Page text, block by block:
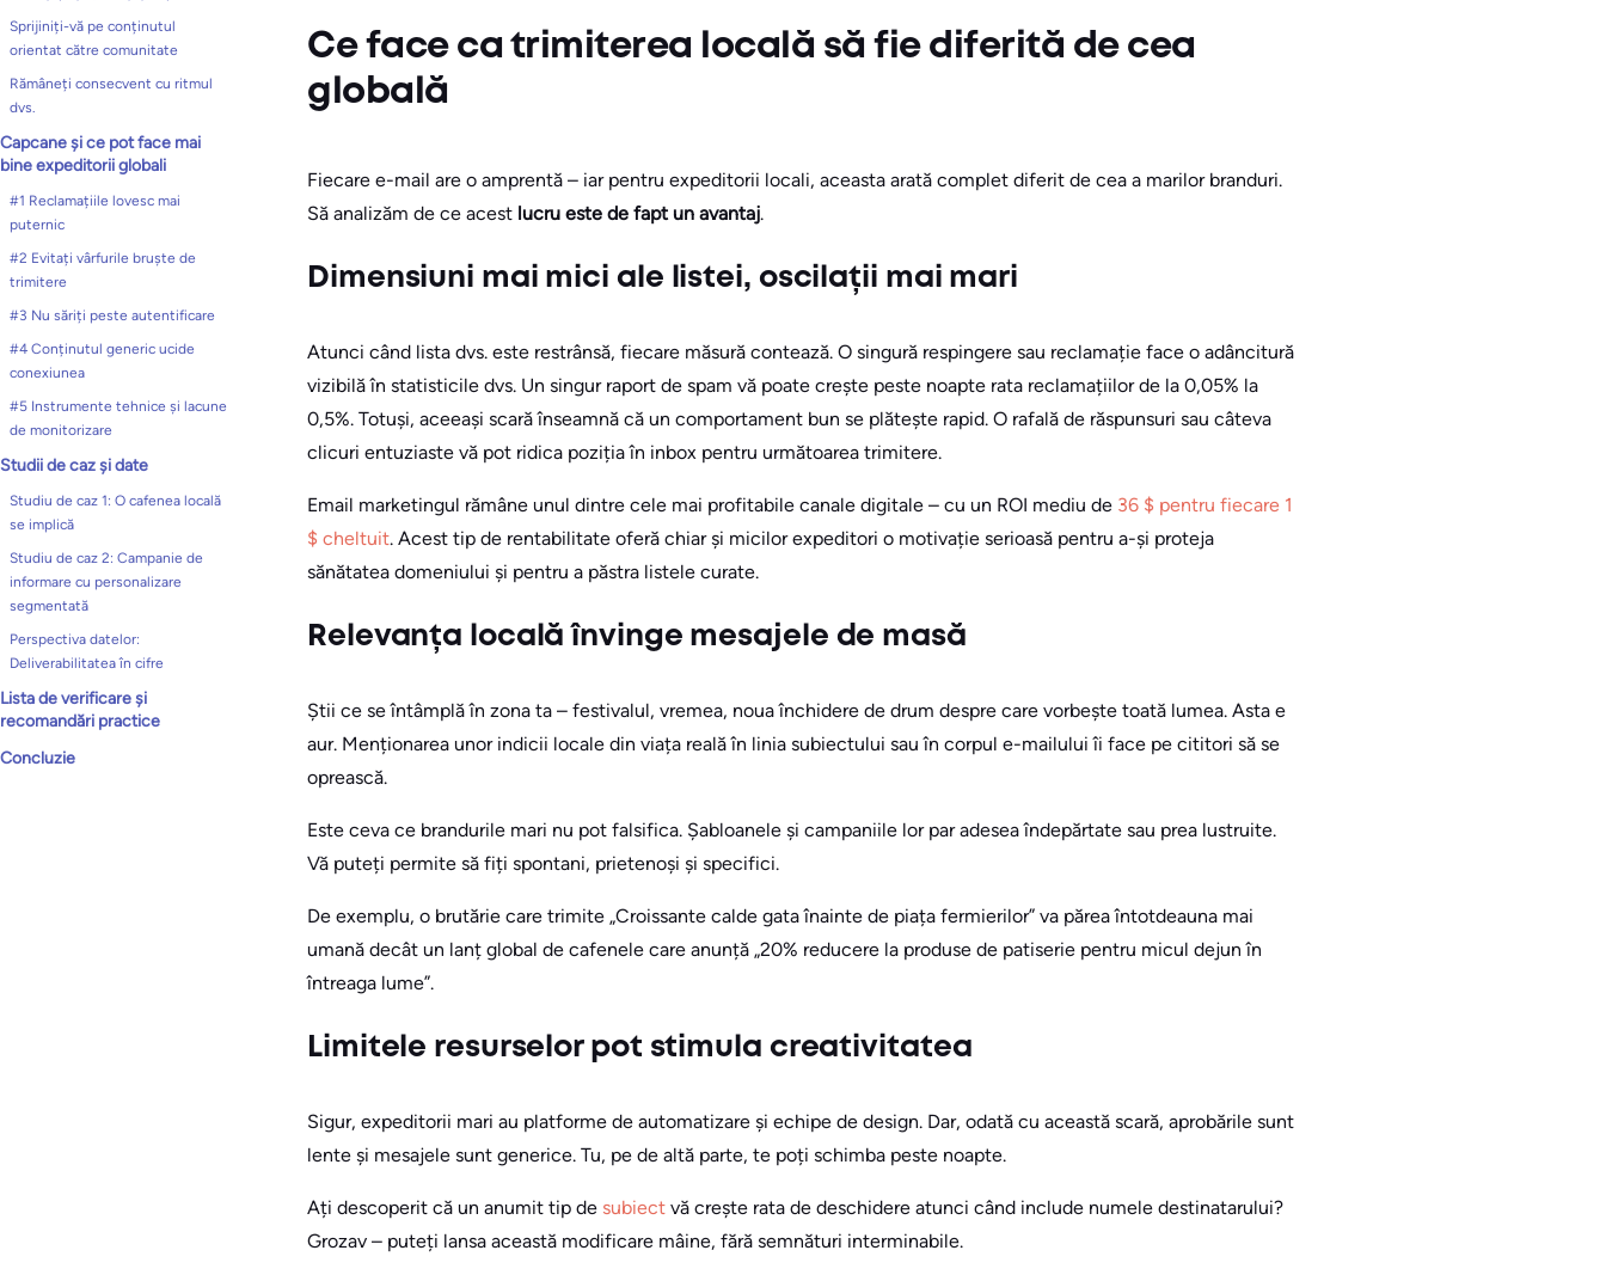
Sprijiniți-vă pe conținutul
orientat către comunitate
Rămâneți consecvent cu ritmul
dvs.
Capcane și ce pot face mai
bine expeditorii globali
#1 Reclamațiile lovesc mai
puternic
#2 Evitați vârfurile bruște de
trimitere
#3 Nu săriți peste autentificare
#4 Conținutul generic ucide
conexiunea
#5 Instrumente tehnice și lacune
de monitorizare
Studii de caz și date
Studiu de caz 1: O cafenea locală
se implică
Studiu de caz 2: Campanie de
informare cu personalizare
segmentată
Perspectiva datelor:
Deliverabilitatea în cifre
Lista de verificare și
recomandări practice
Concluzie
Ce face ca trimiterea locală să fie diferită de cea
globală
Fiecare e-mail are o amprentă – iar pentru expeditorii locali, aceasta arată complet diferit de cea a marilor branduri.
Să analizăm de ce acest lucru este de fapt un avantaj.
Dimensiuni mai mici ale listei, oscilații mai mari
Atunci când lista dvs. este restrânsă, fiecare măsură contează. O singură respingere sau reclamație face o adâncitură
vizibilă în statisticile dvs. Un singur raport de spam vă poate crește peste noapte rata reclamațiilor de la 0,05% la
0,5%. Totuși, aceeași scară înseamnă că un comportament bun se plătește rapid. O rafală de răspunsuri sau câteva
clicuri entuziaste vă pot ridica poziția în inbox pentru următoarea trimitere.
Email marketingul rămâne unul dintre cele mai profitabile canale digitale – cu un ROI mediu de 36 $ pentru fiecare 1
$ cheltuit. Acest tip de rentabilitate oferă chiar și micilor expeditori o motivație serioasă pentru a-și proteja
sănătatea domeniului și pentru a păstra listele curate.
Relevanța locală învinge mesajele de masă
Știi ce se întâmplă în zona ta – festivalul, vremea, noua închidere de drum despre care vorbește toată lumea. Asta e
aur. Menționarea unor indicii locale din viața reală în linia subiectului sau în corpul e-mailului îi face pe cititori să se
oprească.
Este ceva ce brandurile mari nu pot falsifica. Șabloanele și campaniile lor par adesea îndepărtate sau prea lustruite.
Vă puteți permite să fiți spontani, prietenoși și specifici.
De exemplu, o brutărie care trimite „Croissante calde gata înainte de piața fermierilor” va părea întotdeauna mai
umană decât un lanț global de cafenele care anunță „20% reducere la produse de patiserie pentru micul dejun în
întreaga lume”.
Limitele resurselor pot stimula creativitatea
Sigur, expeditorii mari au platforme de automatizare și echipe de design. Dar, odată cu această scară, aprobările sunt
lente și mesajele sunt generice. Tu, pe de altă parte, te poți schimba peste noapte.
Ați descoperit că un anumit tip de subiect vă crește rata de deschidere atunci când include numele destinatarului?
Grozav – puteți lansa această modificare mâine, fără semnături interminabile.